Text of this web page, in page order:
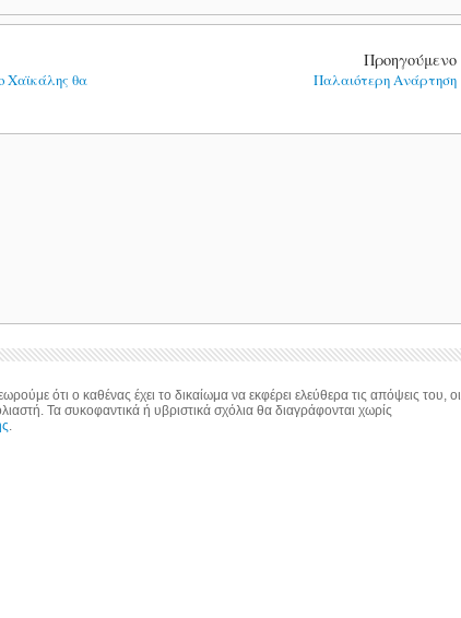
Χαϊκάλης θα
Προηγούμενο
Παλαιότερη Ανάρτηση
ότι ο καθένας έχει το δικαίωμα να εκφέρει ελεύθερα τις απόψεις του, οι
Τα συκοφαντικά ή υβριστικά σχόλια θα διαγράφονται χωρίς